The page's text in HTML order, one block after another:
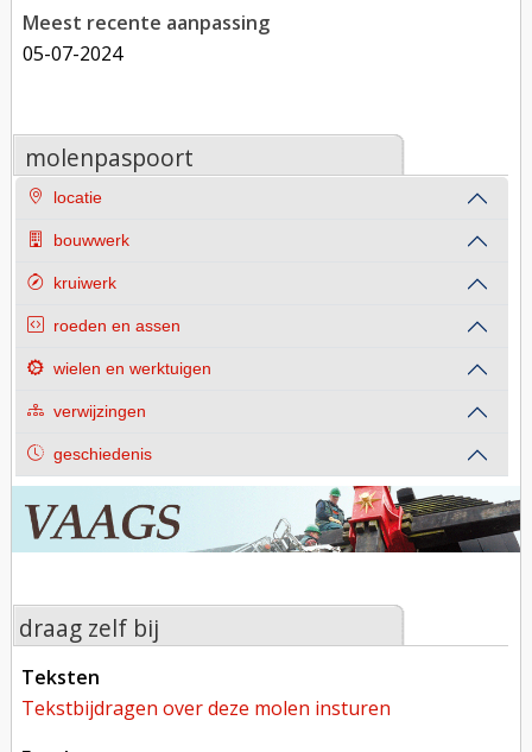
Meest recente aanpassing
05-07-2024
molenpaspoort
locatie
bouwwerk
kruiwerk
roeden en assen
wielen en werktuigen
verwijzingen
geschiedenis
draag zelf bij
teksten
tekstbijdragen over deze molen insturen